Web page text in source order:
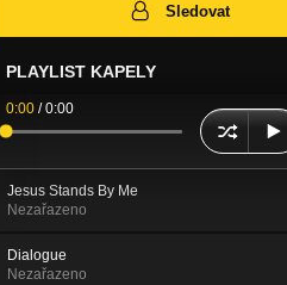
Sledovat
PLAYLIST KAPELY
0:00 /0:00
Jesus Stands By Me
Nezařazeno
Dialogue
Nezařazeno